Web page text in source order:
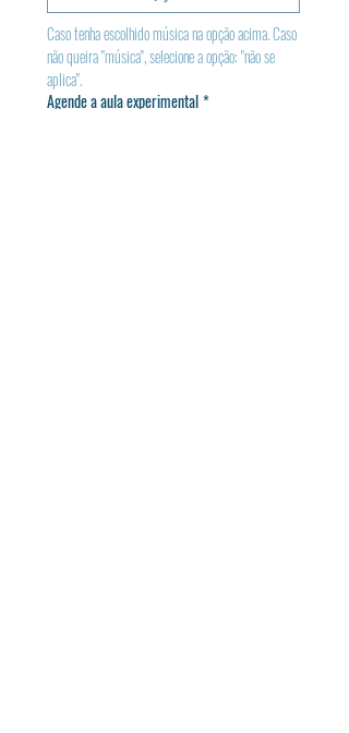
Caso tenha escolhido música na opção acima. Caso
não queira "música", selecione a opção: "não se
aplica".
Agende a aula experimental*